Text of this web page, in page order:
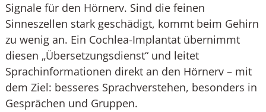
Signale für den Hörnerv. Sind die feinen
Sinneszellen stark geschädigt, kommt beim Gehirn
zu wenig an. Ein Cochlea-Implantat übernimmt
diesen „Übersetzungsdienst“ und leitet
Sprachinformationen direkt an den Hörnerv – mit
dem Ziel: besseres Sprachverstehen, besonders in
Gesprächen und Gruppen.